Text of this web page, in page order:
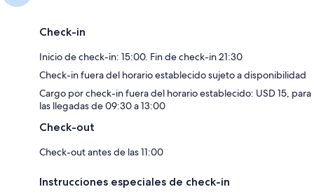
Check-in
Inicio de check-in: 15:00. Fin de check-in 21:30
Check-in fuera del horario establecido sujeto a disponibilidad
Cargo por check-in fuera del horario establecido: USD 15, para
las llegadas de 09:30 a 13:00
Check-out
Check-out antes de las 11:00
Instrucciones especiales de check-in